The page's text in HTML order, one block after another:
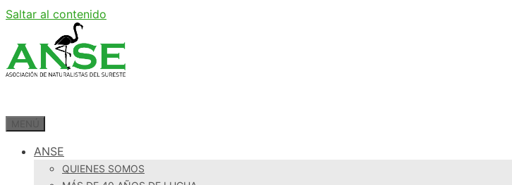
Saltar al contenido
ANSE
QUIENES SOMOS